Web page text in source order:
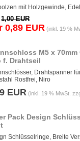
mit Holzgewinde,
1,00 EUR
0,89 EUR (inkl. 19 %
M5 x 70mm
f. Drahtseil
Drahtspanner
Rostfrei, Niro
EUR (inkl. 19 % MwSt.
Pack Design
Schlüsselringe, Breite